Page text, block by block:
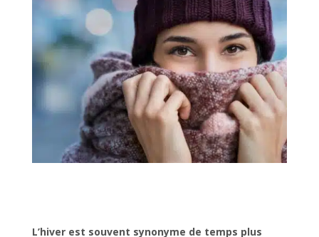
L’hiver est souvent synonyme de temps plus